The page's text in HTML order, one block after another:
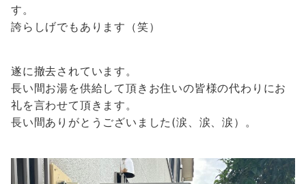
す。
誇らしげでもあります（笑）
遂に撤去されています。
長い間お湯を供給して頂きお住いの皆様の代わりにお
礼を言わせて頂きます。
長い間ありがとうございました(涙、涙、涙）。